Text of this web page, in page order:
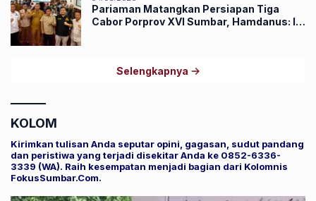
Pariaman Matangkan Persiapan Tiga
Cabor Porprov XVI Sumbar, Hamdanus: Ini
Selengkapnya
KOLOM
Kirimkan tulisan Anda seputar opini, gagasan, sudut pandang
dan peristiwa yang terjadi disekitar Anda ke 0852-6336-
3339 (WA). Raih kesempatan menjadi bagian dari Kolomnis
FokusSumbar.Com.